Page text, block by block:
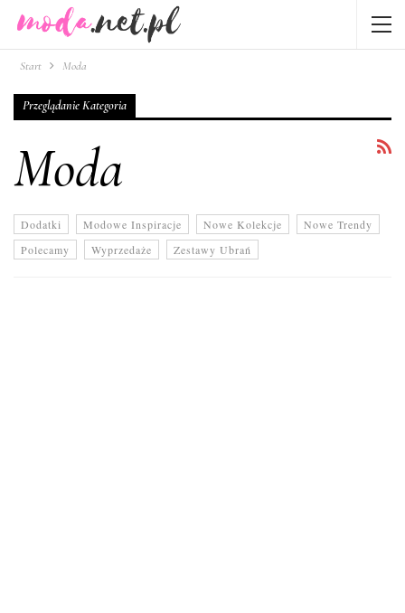
Start Moda
Przeglądanie Kategoria
Moda
Dodatki Modowe Inspiracje Nowe Kolekcje
Nowe Trendy
Polecamy
Wyprzedaże Zestawy Ubrań